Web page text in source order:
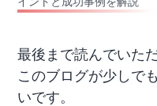
最後まで読んでいた
このブログが少しで
いです。